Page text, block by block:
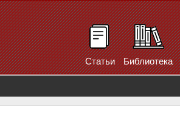
Статьи Библиотека